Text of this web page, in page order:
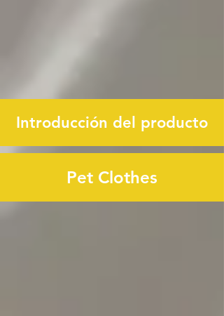
Introducción del producto
Pet Clothes